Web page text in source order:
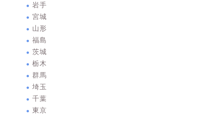
岩手
宮城
山形
福島
茨城
栃木
群馬
埼玉
千葉
東京